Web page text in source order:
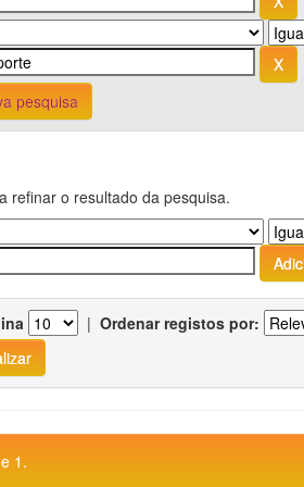
pesquisa
refinar o resultado da pesquisa.
| Ordenar registos por:
1.